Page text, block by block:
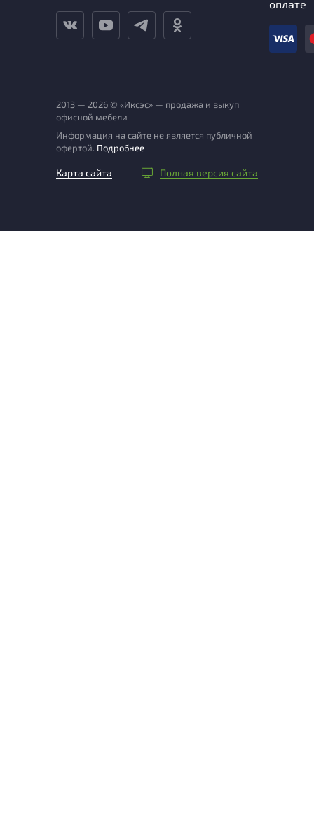
оплате
2013 — 2026 © «Иксэс» — продажа и выкуп
офисной мебели
Информация на сайте не является публичной
офертой. Подробнее
Карта сайта Полная версия сайта